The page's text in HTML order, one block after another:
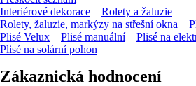
Interiérové dekorace
Rolety a žaluzie
Rolety, žaluzie, markýzy na střešní okna
Plisé Velux
Plisé manuální
Plisé na
Plisé na solární pohon
Zákaznická hodnocení